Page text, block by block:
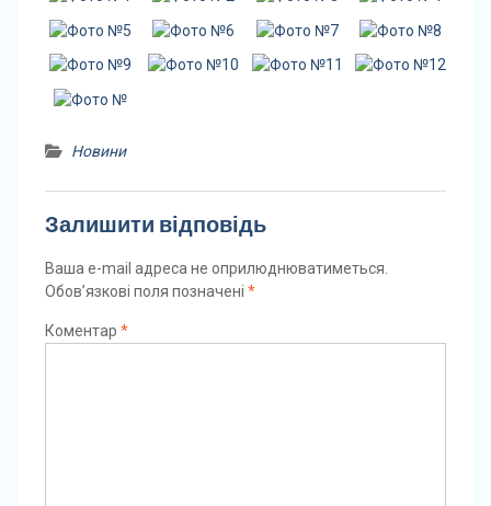
Новини
Залишити відповідь
Ваша e-mail адреса не оприлюднюватиметься.
Обов’язкові поля позначені *
Коментар *